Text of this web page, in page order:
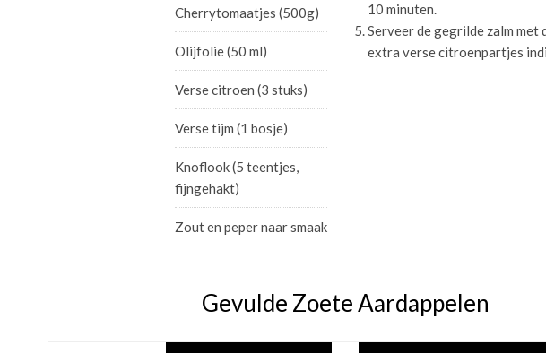
Cherrytomaatjes (500g)
Olijfolie (50 ml)
Verse citroen (3 stuks)
Verse tijm (1 bosje)
Knoflook (5 teentjes,
fijngehakt)
Zout en peper naar smaak
10 minuten.
Serveer de gegrilde zalm
extra verse citroenpartjes
Gevulde Zoete Aardappelen